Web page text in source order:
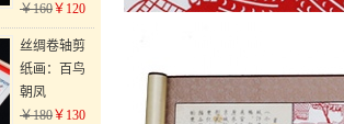
￥160￥120
丝绸卷轴剪
纸画：百鸟
朝凤
￥180￥130